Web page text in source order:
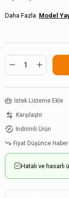
Model
İstek Listeme Ekle
Karşılaştır
İndirimli Ürün
Fiyat Düşünce
Hatalı ve